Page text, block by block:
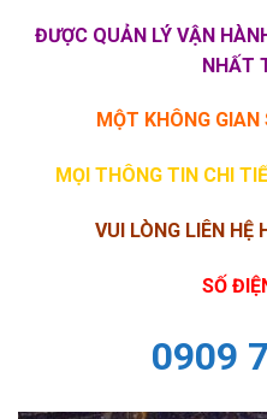
ĐƯỢC QUẢN LÝ VẬN
NHẤT
MỘT KHÔNG GIAN
MỌI THÔNG TIN CHI
VUI LÒNG LIÊN HỆ
SỐ
0909